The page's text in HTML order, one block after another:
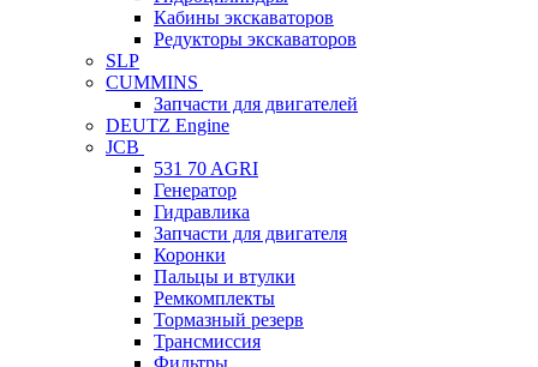
Кабины экскаваторов
Редукторы экскаваторов
SLP
CUMMINS
Запчасти для двигателей
DEUTZ Engine
JCB
531 70 AGRI
Генератор
Гидравлика
Запчасти для двигателя
Коронки
Пальцы и втулки
Ремкомплекты
Тормазный резерв
Трансмиссия
Фильтры